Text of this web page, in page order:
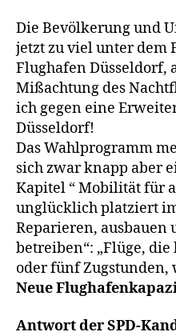
Die Bevölkerung und
jetzt zu viel unter dem
Flughafen Düsseldorf,
Mißachtung des
ich gegen eine
Düsseldorf!
Das Wahlprogramm
sich zwar knapp aber
Kapitel “ Mobilität für
unglücklich platziert
Reparieren, ausbauen
betreiben“: „Flüge,
oder fünf
Neue
Antwort der SPD-